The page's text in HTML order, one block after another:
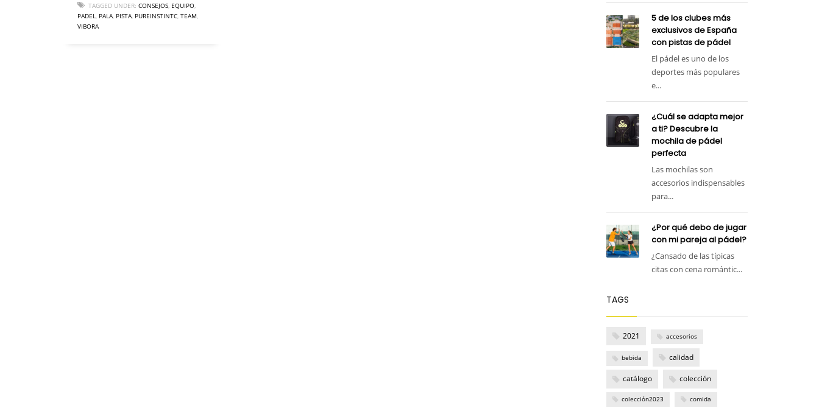
TAGGED UNDER: CONSEJOS EQUIPO
PADEL
PALA PISTA PUREINSTINTC TEAM
VIBORA
5 de los clubes más
exclusivos de España
con pistas de pádel
El pádel es uno de los
deportes más populares
e...
¿Cuál se adapta mejor
a ti? Descubre la
mochila de pádel
perfecta
Las mochilas son
accesorios indispensables
para...
¿Por qué debo de jugar
con mi pareja al pádel?
¿Cansado de las típicas
citas con cena romántic...
TAGS
2021 accesorios
bebida calidad
catálogo colección
colección2023 comida